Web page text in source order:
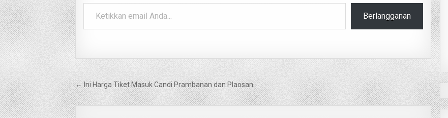
Ketikkan email Anda...
Berlangganan
Navigasi
pos
← Ini Harga Tiket Masuk Candi Prambanan dan Plaosan